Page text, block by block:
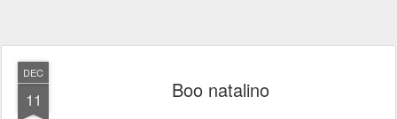
DEC
11 Boo natalino